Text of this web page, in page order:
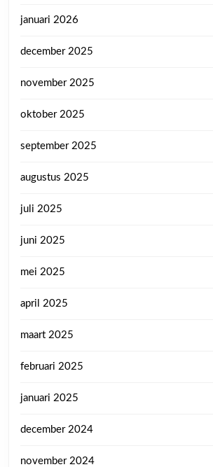
januari 2026
december 2025
november 2025
oktober 2025
september 2025
augustus 2025
juli 2025
juni 2025
mei 2025
april 2025
maart 2025
februari 2025
januari 2025
december 2024
november 2024